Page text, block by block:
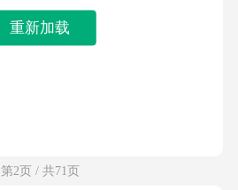
重新加载
第2页 / 共71页